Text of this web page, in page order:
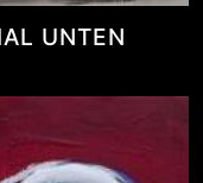
UNTEN